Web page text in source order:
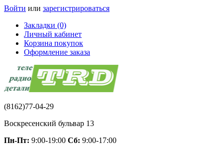
Войти или зарегистрироваться
Закладки (0)
Личный кабинет
Корзина покупок
Оформление заказа
(8162)77-04-29
Воскресенский бульвар 13
Пн-Пт: 9:00-19:00 Сб: 9:00-17:00